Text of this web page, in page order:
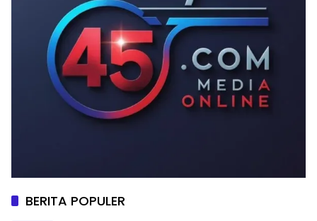
BERITA POPULER